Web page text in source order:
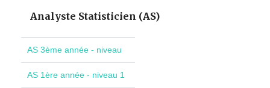
Analyste Statisticien (AS)
AS 3ème année - niveau
AS 1ère année - niveau 1